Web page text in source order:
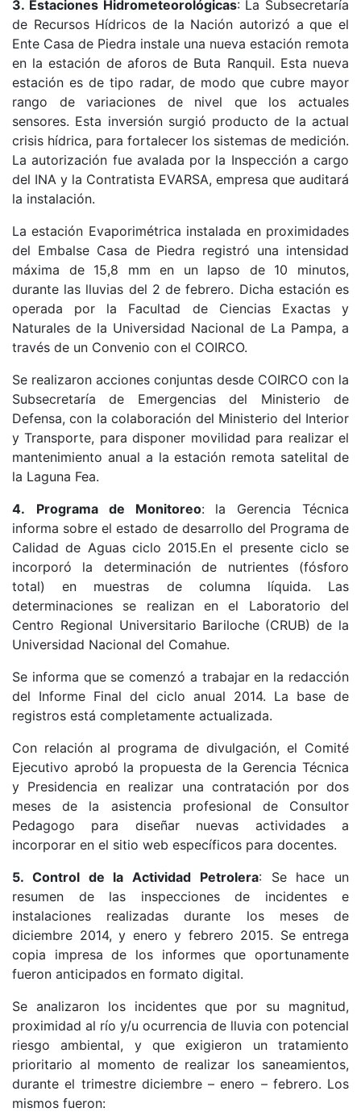
3. Estaciones Hidrometeorológicas: La Subsecretaría
de Recursos Hídricos de la Nación autorizó a que el
Ente Casa de Piedra instale una nueva estación remota
en la estación de aforos de Buta Ranquil. Esta nueva
estación es de tipo radar, de modo que cubre mayor
rango de variaciones de nivel que los actuales
sensores. Esta inversión surgió producto de la actual
crisis hídrica, para fortalecer los sistemas de medición.
La autorización fue avalada por la Inspección a cargo
del INA y la Contratista EVARSA, empresa que auditará
la instalación.
La estación Evaporimétrica instalada en proximidades
del Embalse Casa de Piedra registró una intensidad
máxima de 15,8 mm en un lapso de 10 minutos,
durante las lluvias del 2 de febrero. Dicha estación es
operada por la Facultad de Ciencias Exactas y
Naturales de la Universidad Nacional de La Pampa, a
través de un Convenio con el COIRCO.
Se realizaron acciones conjuntas desde COIRCO con la
Subsecretaría de Emergencias del Ministerio de
Defensa, con la colaboración del Ministerio del Interior
y Transporte, para disponer movilidad para realizar el
mantenimiento anual a la estación remota satelital de
la Laguna Fea.
4.
Programa de Monitoreo: la Gerencia Técnica
informa sobre el estado de desarrollo del Programa de
Calidad de Aguas ciclo 2015.En el presente ciclo se
incorporó la determinación de nutrientes (fósforo
total) en muestras de columna líquida. Las
determinaciones se realizan en el Laboratorio del
Centro Regional Universitario Bariloche (CRUB) de la
Universidad Nacional del Comahue.
Se informa que se comenzó a trabajar en la redacción
del Informe Final del ciclo anual 2014. La base de
registros está completamente actualizada.
Con relación al programa de divulgación, el Comité
Ejecutivo aprobó la propuesta de la Gerencia Técnica
y Presidencia en realizar una contratación por dos
meses de la asistencia profesional de Consultor
Pedagogo para diseñar nuevas actividades a
incorporar en el sitio web específicos para docentes.
5. Control de la Actividad Petrolera: Se hace un
resumen de las inspecciones de incidentes e
instalaciones realizadas durante los meses de
diciembre 2014, y enero y febrero 2015. Se entrega
copia impresa de los informes que oportunamente
fueron anticipados en formato digital.
Se analizaron los incidentes que por su magnitud,
proximidad al río y/u ocurrencia de lluvia con potencial
riesgo ambiental, y que exigieron un tratamiento
prioritario al momento de realizar los saneamientos,
durante el trimestre diciembre – enero – febrero. Los
mismos fueron: